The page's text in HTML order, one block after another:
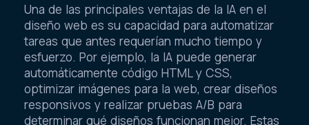
Una de las principales ventajas de la IA en el
diseño web es su capacidad para automatizar
tareas que antes requerían mucho tiempo y
esfuerzo. Por ejemplo, la IA puede generar
automáticamente código HTML y CSS,
optimizar imágenes para la web, crear diseños
responsivos y realizar pruebas A/B para
determinar qué diseños funcionan mejor. Estas